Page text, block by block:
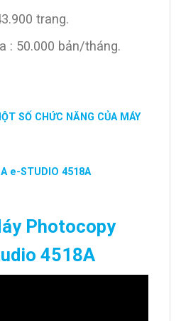
trang.
: 50.000 bản/tháng.
SỐ CHỨC NĂNG CỦA MÁY
e-STUDIO 4518A
Photocopy
4518A